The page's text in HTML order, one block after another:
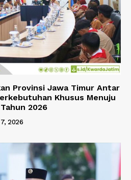
Provinsi Jawa Timur Antar
Khusus Menuju
2026
2026